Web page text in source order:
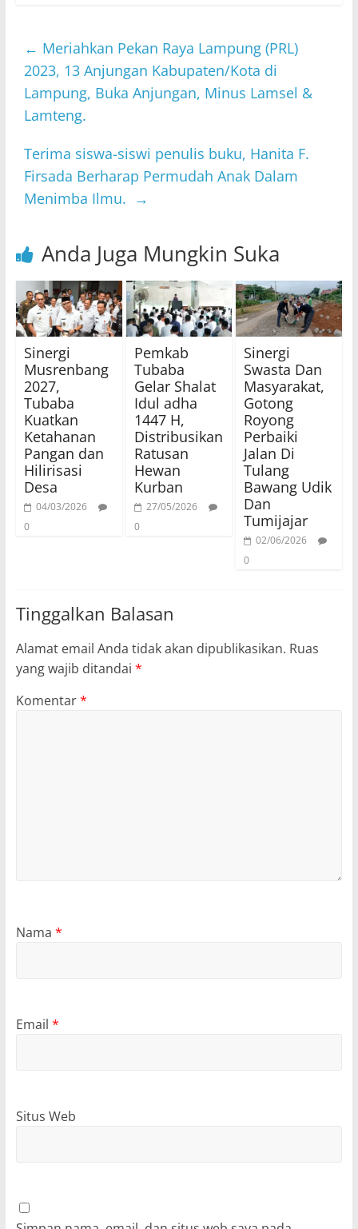
← Meriahkan Pekan Raya Lampung (PRL)
2023, 13 Anjungan Kabupaten/Kota di
Lampung, Buka Anjungan, Minus Lamsel &
Lamteng.
Terima siswa-siswi penulis buku, Hanita F.
Firsada Berharap Permudah Anak Dalam
Menimba Ilmu. →
Anda Juga Mungkin Suka
Sinergi
Musrenbang
2027,
Tubaba
Kuatkan
Ketahanan
Pangan dan
Hilirisasi
Desa
04/03/2026
0
Pemkab
Tubaba
Gelar Shalat
Idul adha
1447 H,
Distribusikan
Ratusan
Hewan
Kurban
27/05/2026
0
Sinergi
Swasta Dan
Masyarakat,
Gotong
Royong
Perbaiki
Jalan Di
Tulang
Bawang Udik
Dan
Tumijajar
02/06/2026
0
Tinggalkan Balasan
Alamat email Anda tidak akan dipublikasikan. Ruas
yang wajib ditandai *
Komentar*
Nama *
Email *
Situs Web